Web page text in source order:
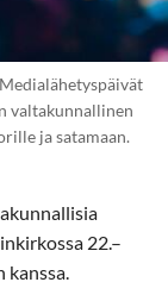
valtakunnallinen
ja satamaan.
22.–